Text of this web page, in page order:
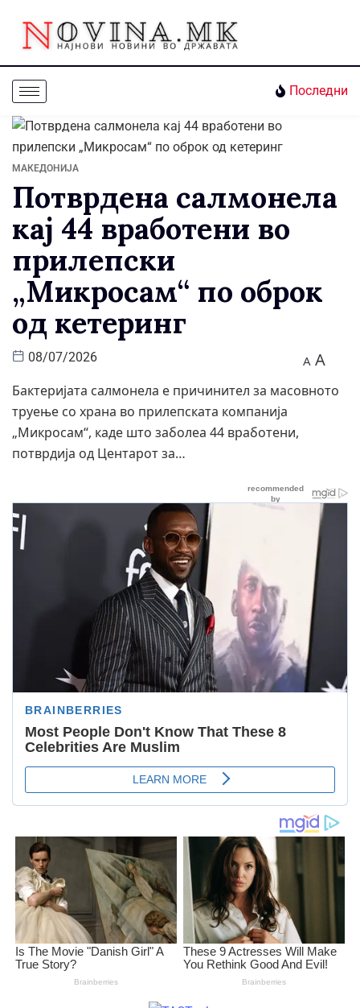
Последни
МАКЕДОНИЈА
Потврдена салмонела
кај 44 вработени во
прилепски
„Микросам“ по оброк
од кетеринг
08/07/2026 A A
Бактеријата салмонела е причинител за масовното
труење со храна во прилепската компанија
„Микросам“, каде што заболеа 44 вработени,
потврдија од Центарот за…